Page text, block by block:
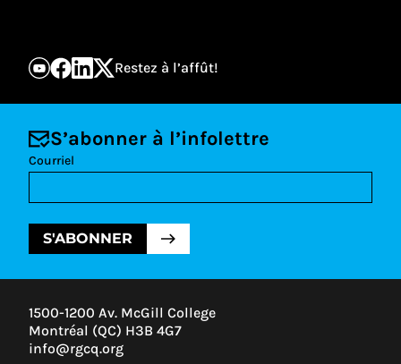
Restez à l’affût!
S’abonner à l’infolettre
Courriel
S'ABONNER
1500-1200 Av. McGill College
Montréal (QC) H3B 4G7
info@rgcq.org